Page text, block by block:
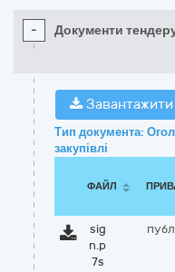
- Документи
Завантажити
Тип документа:
закупівлі
ФАЙЛ
sig
n.p
7s